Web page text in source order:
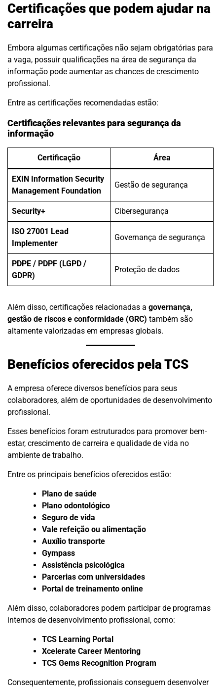
Certificações que podem ajudar na
carreira
Embora algumas certificações não sejam obrigatórias para
a vaga, possuir qualificações na área de segurança da
informação pode aumentar as chances de crescimento
profissional.
Entre as certificações recomendadas estão:
Certificações relevantes para segurança da
informação
Certificação Área
EXIN Information Security
Management Foundation
Gestão de segurança
Security+ Cibersegurança
ISO 27001 Lead
Implementer
Governança de segurança
PDPE / PDPF (LGPD /
GDPR)
Proteção de dados
Além disso, certificações relacionadas a governança,
gestão de riscos e conformidade (GRC) também são
altamente valorizadas em empresas globais.
Benefícios oferecidos pela TCS
A empresa oferece diversos benefícios para seus
colaboradores, além de oportunidades de desenvolvimento
profissional.
Esses benefícios foram estruturados para promover bem-
estar, crescimento de carreira e qualidade de vida no
ambiente de trabalho.
Entre os principais benefícios oferecidos estão:
Plano de saúde
Plano odontológico
Seguro de vida
Vale refeição ou alimentação
Auxílio transporte
Gympass
Assistência psicológica
Parcerias com universidades
Portal de treinamento online
Além disso, colaboradores podem participar de programas
internos de desenvolvimento profissional, como:
TCS Learning Portal
Xcelerate Career Mentoring
TCS Gems Recognition Program
Consequentemente, profissionais conseguem desenvolver